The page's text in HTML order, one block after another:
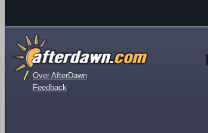
Over AfterDawn
Feedback